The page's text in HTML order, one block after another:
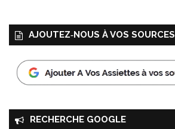
AJOUTEZ‑NOUS À VOS SOURCES
RECHERCHE GOOGLE